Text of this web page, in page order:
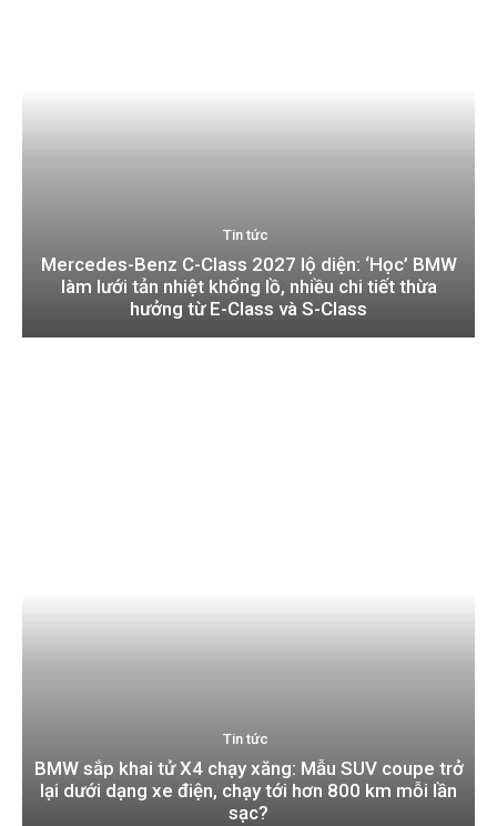
Tin tức
Mercedes-Benz C-Class 2027 lộ diện: ‘Học’ BMW
làm lưới tản nhiệt khổng lồ, nhiều chi tiết thừa
hưởng từ E-Class và S-Class
Tin tức
BMW sắp khai tử X4 chạy xăng: Mẫu SUV coupe trở
lại dưới dạng xe điện, chạy tới hơn 800 km mỗi lần
sạc?